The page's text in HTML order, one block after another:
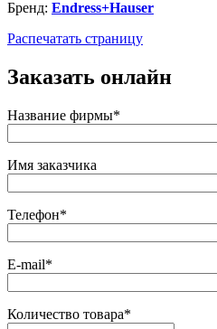
Бренд: Endress+Hauser
Распечатать страницу
Заказать онлайн
Название фирмы*
Имя заказчика
Телефон*
E-mail*
Количество товара*